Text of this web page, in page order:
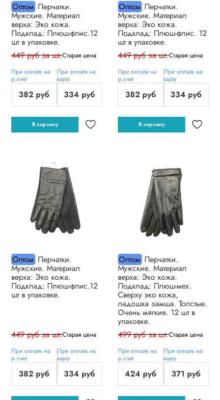
ОптомПерчатки.
Мужские. Материал
верха: Эко кожа.
Подклад: Плюш-флис.12
шт в упаковке.
449 руб за шт.Старая цена
При оплате на
р.счет
382 руб
При оплате на
карту
334 руб
В корзину
ОптомПерчатки.
Мужские. Материал
верха: Эко кожа.
Подклад: Плюш-флис. 12
шт в упаковке.
449 руб за шт.Старая цена
При оплате на
р.счет
382 руб
При оплате на
карту
334 руб
В корзину
ОптомПерчатки.
Мужские. Материал
верха: Эко кожа.
Подклад: Плюш-флис.12
шт в упаковке.
449 руб за шт.Старая цена
При оплате на
р.счет
382 руб
При оплате на
карту
334 руб
ОптомПерчатки.
Мужские. Материал
верха: Эко кожа.
Подклад: Плюш-мех.
Сверху эко кожа,
ладошка замша. Толстые.
Очень мягкие. 12 шт в
упаковке.
499 руб за шт.Старая цена
При оплате на
р.счет
424 руб
При оплате на
карту
371 руб